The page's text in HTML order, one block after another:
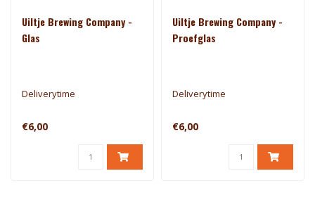
Uiltje Brewing Company -
Glas
Deliverytime
€6,00
Uiltje Brewing Company -
Proefglas
Deliverytime
€6,00